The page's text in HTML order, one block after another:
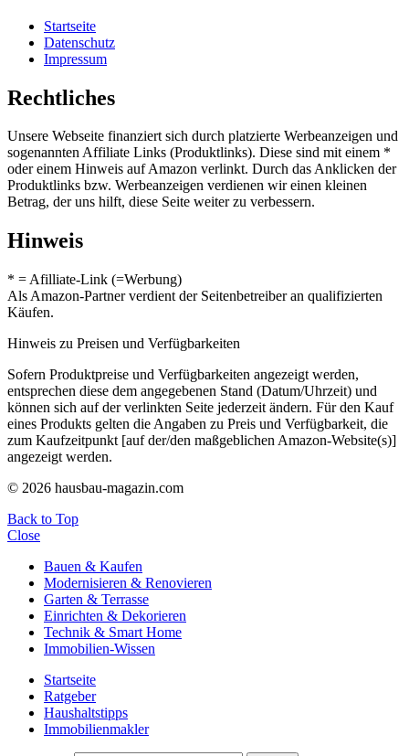
Startseite
Datenschutz
Impressum
Rechtliches
Unsere Webseite finanziert sich durch platzierte Werbeanzeigen und
sogenannten Affiliate Links (Produktlinks). Diese sind mit einem *
oder einem Hinweis auf Amazon verlinkt. Durch das Anklicken der
Produktlinks bzw. Werbeanzeigen verdienen wir einen kleinen
Betrag, der uns hilft, diese Seite weiter zu verbessern.
Hinweis
* = Afilliate-Link (=Werbung)
Als Amazon-Partner verdient der Seitenbetreiber an qualifizierten
Käufen.
Hinweis zu Preisen und Verfügbarkeiten
Sofern Produktpreise und Verfügbarkeiten angezeigt werden,
entsprechen diese dem angegebenen Stand (Datum/Uhrzeit) und
können sich auf der verlinkten Seite jederzeit ändern. Für den Kauf
eines Produkts gelten die Angaben zu Preis und Verfügbarkeit, die
zum Kaufzeitpunkt [auf der/den maßgeblichen Amazon-Website(s)]
angezeigt werden.
© 2026 hausbau-magazin.com
Back to Top
Close
Bauen & Kaufen
Modernisieren & Renovieren
Garten & Terrasse
Einrichten & Dekorieren
Technik & Smart Home
Immobilien-Wissen
Startseite
Ratgeber
Haushaltstipps
Immobilienmakler